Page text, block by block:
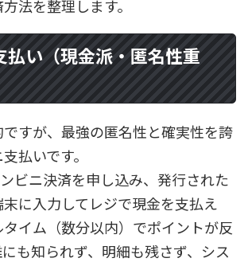
法を整理します。
払い（現金派・匿名性重
すが、最強の匿名性と確実性を誇
払いです。
ビニ決済を申し込み、発行された
に入力してレジで現金を支払え
イム（数分以内）でポイントが反
も知られず、明細も残さず、シス